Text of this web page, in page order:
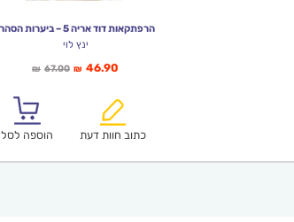
הרפתקאות דוד אריה 5 – ביערות הסהרה
ינץ לוי
₪ 67.00המחיר
₪67.00.
₪ 46.90
הוא:
כתוב חוות דעת
הוספה לסל